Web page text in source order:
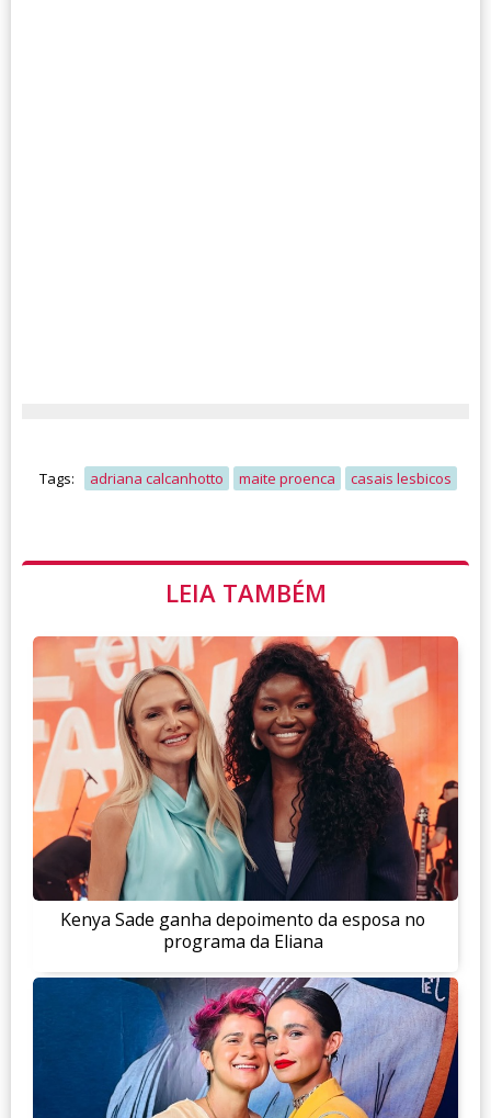
Tags: adriana calcanhotto maite proenca casais lesbicos
LEIA TAMBÉM
Kenya Sade ganha depoimento da esposa no
programa da Eliana